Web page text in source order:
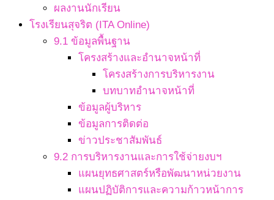
ผลงานนักเรียน
โรงเรียนสุจริต (ITA Online)
9.1 ข้อมูลพื้นฐาน
โครงสร้างและอำนาจหน้าที่
โครงสร้างการบริหารงาน
บทบาทอำนาจหน้าที่
ข้อมูลผู้บริหาร
ข้อมูลการติดต่อ
ข่าวประชาสัมพันธ์
9.2 การบริหารงานและการใช้จ่ายงบฯ
แผนยุทธศาสตร์หรือพัฒนาหน่วยงาน
แผนปฏิบัติการและความก้าวหน้าการ